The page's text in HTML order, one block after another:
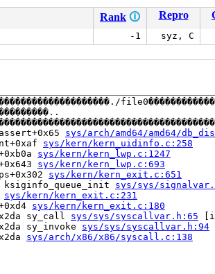
Rank 🛈 Repro
-1 syz, C
sys/arch/amd64/amd64/
sys/kern/kern_uidinfo.c:258
sys/kern/kern_lwp.c:1247
sys/kern/kern_lwp.c:693
sys/kern/kern_exit.c:651
ksiginfo_queue_init sys/sys/
sys/kern/kern_exit.c:231
sys/kern/kern_exit.c:180
sy_call sys/sys/syscallvar.h:65
sy_invoke sys/sys/syscallvar.h:94
sys/arch/x86/x86/syscall.c:138